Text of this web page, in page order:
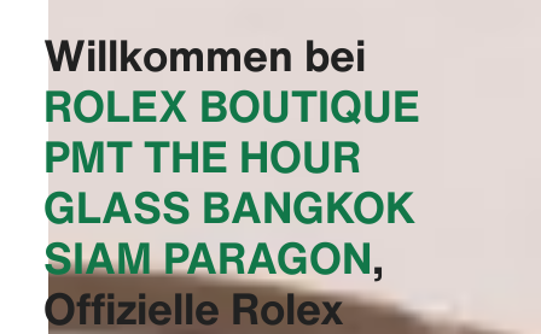
Willkommen bei
‭ROLEX BOUTIQUE
PMT THE HOUR
GLASS BANGKOK
SIAM PARAGON‬,
Offizielle Rolex